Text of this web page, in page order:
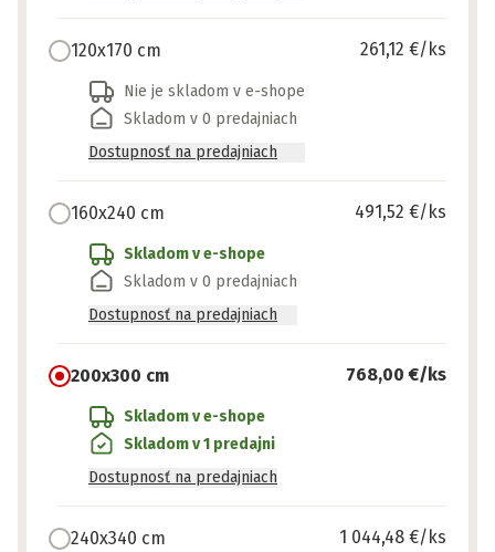
120x170 cm 261,12 €/ks
Nie je skladom v e-shope
Skladom v 0 predajniach
Dostupnosť na predajniach
160x240 cm 491,52 €/ks
Skladom v e-shope
Skladom v 0 predajniach
Dostupnosť na predajniach
200x300 cm 768,00 €/ks
Skladom v e-shope
Skladom v 1 predajni
Dostupnosť na predajniach
240x340 cm 1 044,48 €/ks